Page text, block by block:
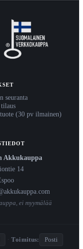
seuranta
(30 pv ilmainen)
Akkukauppa
14
ei myymälää
· Toimitus:
Posti